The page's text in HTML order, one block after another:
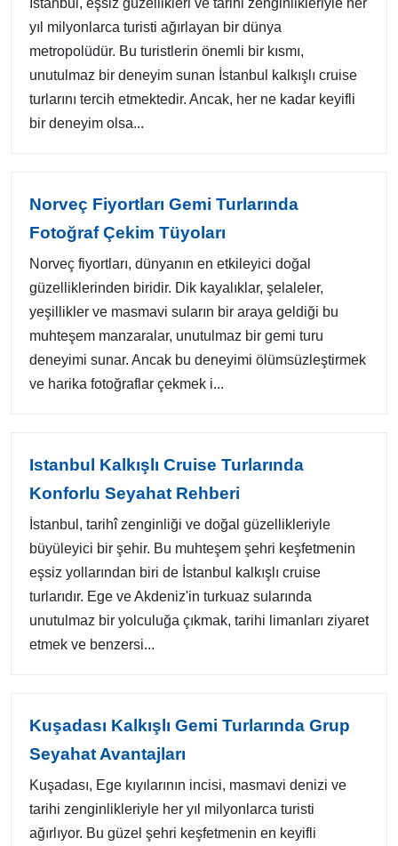
İstanbul, eşsiz güzellikleri ve tarihi zenginlikleriyle her
yıl milyonlarca turisti ağırlayan bir dünya
metropolüdür. Bu turistlerin önemli bir kısmı,
unutulmaz bir deneyim sunan İstanbul kalkışlı cruise
turlarını tercih etmektedir. Ancak, her ne kadar keyifli
bir deneyim olsa...
Norveç Fiyortları Gemi Turlarında
Fotoğraf Çekim Tüyoları
Norveç fiyortları, dünyanın en etkileyici doğal
güzelliklerinden biridir. Dik kayalıklar, şelaleler,
yeşillikler ve masmavi suların bir araya geldiği bu
muhteşem manzaralar, unutulmaz bir gemi turu
deneyimi sunar. Ancak bu deneyimi ölümsüzleştirmek
ve harika fotoğraflar çekmek i...
Istanbul Kalkışlı Cruise Turlarında
Konforlu Seyahat Rehberi
İstanbul, tarihî zenginliği ve doğal güzellikleriyle
büyüleyici bir şehir. Bu muhteşem şehri keşfetmenin
eşsiz yollarından biri de İstanbul kalkışlı cruise
turlarıdır. Ege ve Akdeniz'in turkuaz sularında
unutulmaz bir yolculuğa çıkmak, tarihi limanları ziyaret
etmek ve benzersi...
Kuşadası Kalkışlı Gemi Turlarında Grup
Seyahat Avantajları
Kuşadası, Ege kıyılarının incisi, masmavi denizi ve
tarihi zenginlikleriyle her yıl milyonlarca turisti
ağırlıyor. Bu güzel şehri keşfetmenin en keyifli